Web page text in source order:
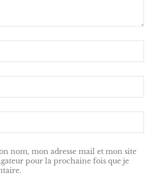
nom, mon adresse mail et mon site
pour la prochaine fois que je